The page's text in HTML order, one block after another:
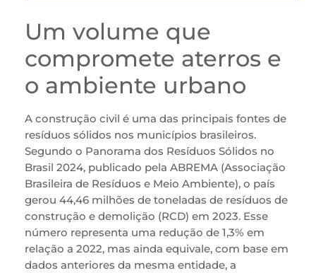
Um volume que
compromete aterros e
o ambiente urbano
A construção civil é uma das principais fontes de
resíduos sólidos nos municípios brasileiros.
Segundo o Panorama dos Resíduos Sólidos no
Brasil 2024, publicado pela ABREMA (Associação
Brasileira de Resíduos e Meio Ambiente), o país
gerou 44,46 milhões de toneladas de resíduos de
construção e demolição (RCD) em 2023. Esse
número representa uma redução de 1,3% em
relação a 2022, mas ainda equivale, com base em
dados anteriores da mesma entidade, a